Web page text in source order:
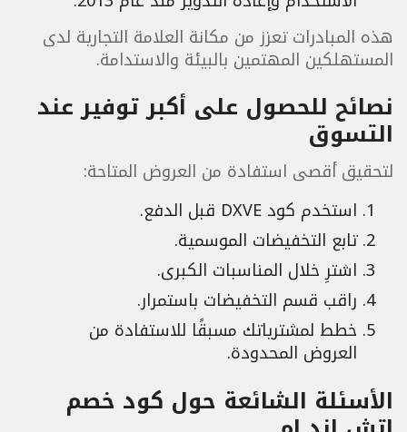
هذه المبادرات تعزز من مكانة العلامة التجارية لدى
المستهلكين المهتمين بالبيئة والاستدامة.
نصائح للحصول على أكبر توفير عند
التسوق
لتحقيق أقصى استفادة من العروض المتاحة:
استخدم كود DXVE قبل الدفع.
تابع التخفيضات الموسمية.
اشترِ خلال المناسبات الكبرى.
راقب قسم التخفيضات باستمرار.
خطط لمشترياتك مسبقًا للاستفادة من
العروض المحدودة.
الأسئلة الشائعة حول كود خصم